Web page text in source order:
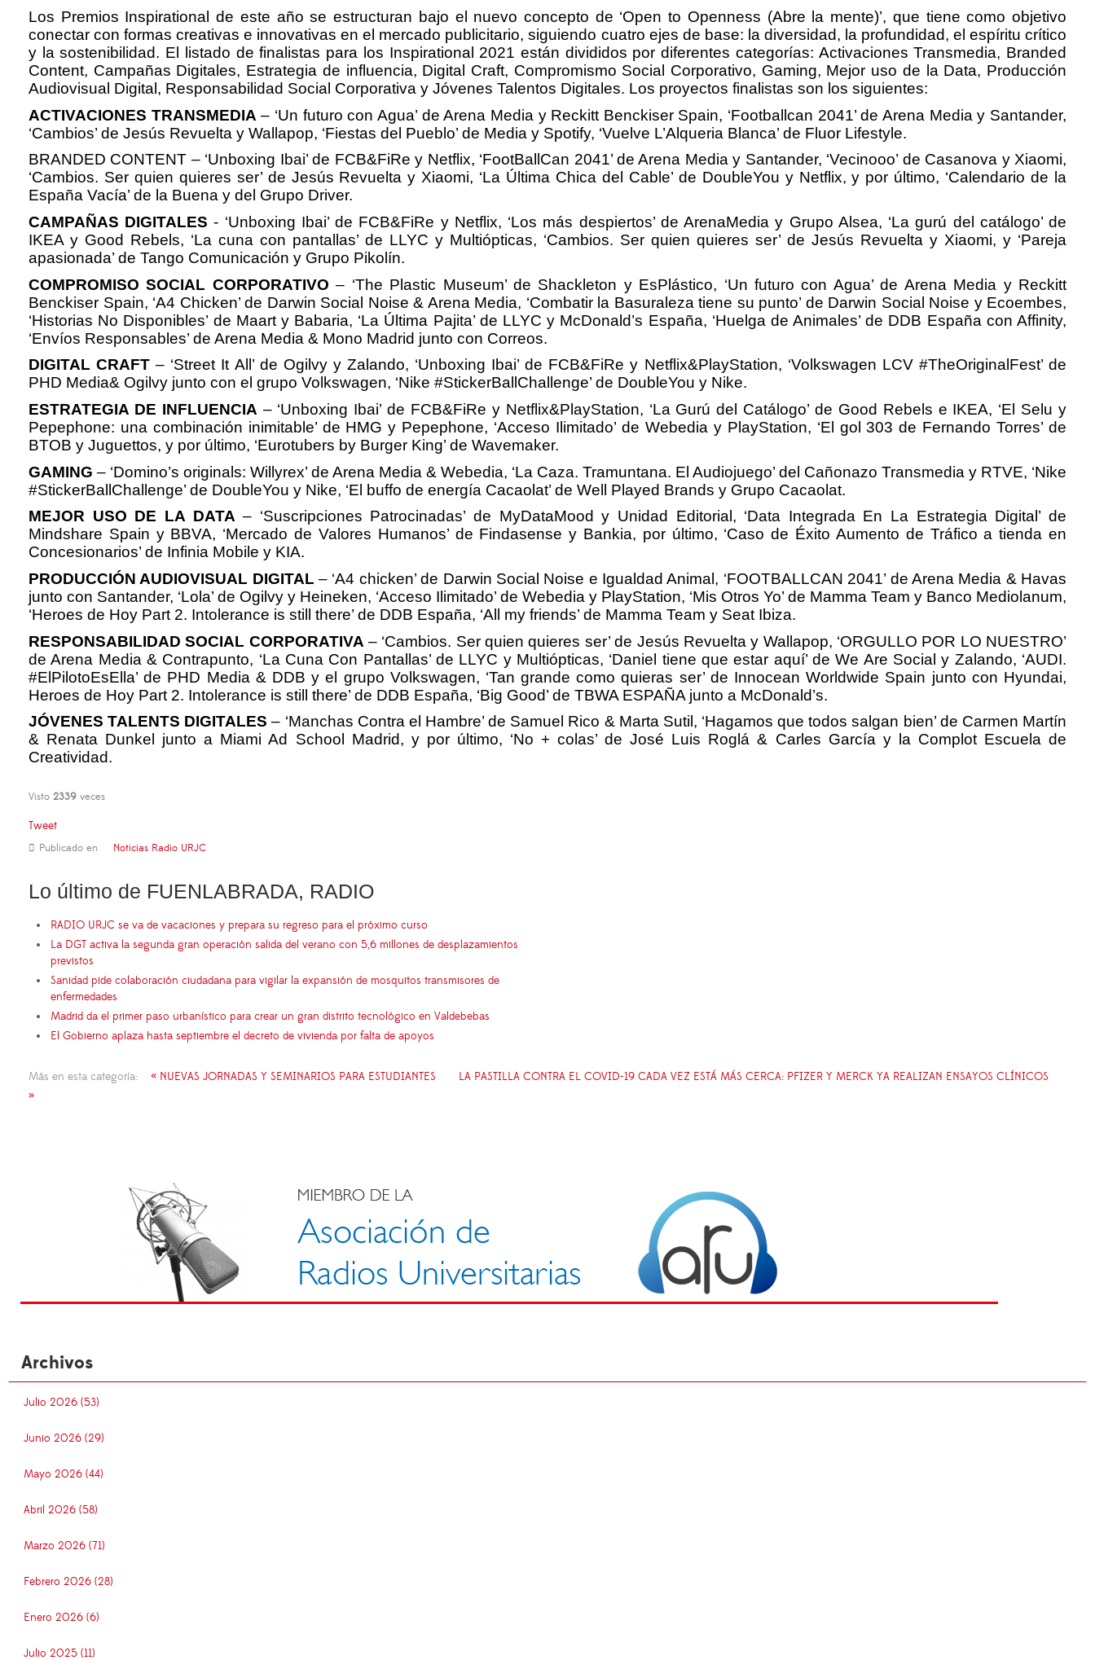
Los Premios Inspirational de este año se estructuran bajo el nuevo concepto de ‘Open to Openness (Abre la mente)’, que tiene como objetivo
conectar con formas creativas e innovativas en el mercado publicitario, siguiendo cuatro ejes de base: la diversidad, la profundidad, el espíritu crítico
y la sostenibilidad. El listado de finalistas para los Inspirational 2021 están divididos por diferentes categorías: Activaciones Transmedia, Branded
Content, Campañas Digitales, Estrategia de influencia, Digital Craft, Compromismo Social Corporativo, Gaming, Mejor uso de la Data, Producción
Audiovisual Digital, Responsabilidad Social Corporativa y Jóvenes Talentos Digitales. Los proyectos finalistas son los siguientes:
ACTIVACIONES TRANSMEDIA – ‘Un futuro con Agua’ de Arena Media y Reckitt Benckiser Spain, ‘Footballcan 2041’ de Arena Media y Santander,
‘Cambios’ de Jesús Revuelta y Wallapop, ‘Fiestas del Pueblo’ de Media y Spotify, ‘Vuelve L’Alqueria Blanca’ de Fluor Lifestyle.
BRANDED CONTENT – ‘Unboxing Ibai’ de FCB&FiRe y Netflix, ‘FootBallCan 2041’ de Arena Media y Santander, ‘Vecinooo’ de Casanova y Xiaomi,
‘Cambios. Ser quien quieres ser’ de Jesús Revuelta y Xiaomi, ‘La Última Chica del Cable’ de DoubleYou y Netflix, y por último, ‘Calendario de la
España Vacía’ de la Buena y del Grupo Driver.
CAMPAÑAS DIGITALES - ‘Unboxing Ibai’ de FCB&FiRe y Netflix, ‘Los más despiertos’ de ArenaMedia y Grupo Alsea, ‘La gurú del catálogo’ de
IKEA y Good Rebels, ‘La cuna con pantallas’ de LLYC y Multiópticas, ‘Cambios. Ser quien quieres ser’ de Jesús Revuelta y Xiaomi, y ‘Pareja
apasionada’ de Tango Comunicación y Grupo Pikolín.
COMPROMISO SOCIAL CORPORATIVO – ‘The Plastic Museum’ de Shackleton y EsPlástico, ‘Un futuro con Agua’ de Arena Media y Reckitt
Benckiser Spain, ‘A4 Chicken’ de Darwin Social Noise & Arena Media, ‘Combatir la Basuraleza tiene su punto’ de Darwin Social Noise y Ecoembes,
‘Historias No Disponibles’ de Maart y Babaria, ‘La Última Pajita’ de LLYC y McDonald’s España, ‘Huelga de Animales’ de DDB España con Affinity,
‘Envíos Responsables’ de Arena Media & Mono Madrid junto con Correos.
DIGITAL CRAFT – ‘Street It All’ de Ogilvy y Zalando, ‘Unboxing Ibai’ de FCB&FiRe y Netflix&PlayStation, ‘Volkswagen LCV #TheOriginalFest’ de
PHD Media& Ogilvy junto con el grupo Volkswagen, ‘Nike #StickerBallChallenge’ de DoubleYou y Nike.
ESTRATEGIA DE INFLUENCIA – ‘Unboxing Ibai’ de FCB&FiRe y Netflix&PlayStation, ‘La Gurú del Catálogo’ de Good Rebels e IKEA, ‘El Selu y
Pepephone: una combinación inimitable’ de HMG y Pepephone, ‘Acceso Ilimitado’ de Webedia y PlayStation, ‘El gol 303 de Fernando Torres’ de
BTOB y Juguettos, y por último, ‘Eurotubers by Burger King’ de Wavemaker.
GAMING – ‘Domino’s originals: Willyrex’ de Arena Media & Webedia, ‘La Caza. Tramuntana. El Audiojuego’ del Cañonazo Transmedia y RTVE, ‘Nike
#StickerBallChallenge’ de DoubleYou y Nike, ‘El buffo de energía Cacaolat’ de Well Played Brands y Grupo Cacaolat.
MEJOR USO DE LA DATA – ‘Suscripciones Patrocinadas’ de MyDataMood y Unidad Editorial, ‘Data Integrada En La Estrategia Digital’ de
Mindshare Spain y BBVA, ‘Mercado de Valores Humanos’ de Findasense y Bankia, por último, ‘Caso de Éxito Aumento de Tráfico a tienda en
Concesionarios’ de Infinia Mobile y KIA.
PRODUCCIÓN AUDIOVISUAL DIGITAL– ‘A4 chicken’ de Darwin Social Noise e Igualdad Animal, ‘FOOTBALLCAN 2041’ de Arena Media & Havas
junto con Santander, ‘Lola’ de Ogilvy y Heineken, ‘Acceso Ilimitado’ de Webedia y PlayStation, ‘Mis Otros Yo’ de Mamma Team y Banco Mediolanum,
‘Heroes de Hoy Part 2. Intolerance is still there’ de DDB España, ‘All my friends’ de Mamma Team y Seat Ibiza.
RESPONSABILIDAD SOCIAL CORPORATIVA – ‘Cambios. Ser quien quieres ser’ de Jesús Revuelta y Wallapop, ‘ORGULLO POR LO NUESTRO’
de Arena Media & Contrapunto, ‘La Cuna Con Pantallas’ de LLYC y Multiópticas, ‘Daniel tiene que estar aquí’ de We Are Social y Zalando, ‘AUDI.
#ElPilotoEsElla’ de PHD Media & DDB y el grupo Volkswagen, ‘Tan grande como quieras ser’ de Innocean Worldwide Spain junto con Hyundai,
Heroes de Hoy Part 2. Intolerance is still there’ de DDB España, ‘Big Good’ de TBWA ESPAÑA junto a McDonald’s.
JÓVENES TALENTS DIGITALES – ‘Manchas Contra el Hambre’ de Samuel Rico & Marta Sutil, ‘Hagamos que todos salgan bien’ de Carmen Martín
& Renata Dunkel junto a Miami Ad School Madrid, y por último, ‘No + colas’ de José Luis Roglá & Carles García y la Complot Escuela de
Creatividad.
Visto 2339 veces
Tweet
Publicado en Noticias Radio URJC
Lo último de FUENLABRADA, RADIO
RADIO URJC se va de vacaciones y prepara su regreso para el próximo curso
La DGT activa la segunda gran operación salida del verano con 5,6 millones de desplazamientos
previstos
Sanidad pide colaboración ciudadana para vigilar la expansión de mosquitos transmisores de
enfermedades
Madrid da el primer paso urbanístico para crear un gran distrito tecnológico en Valdebebas
El Gobierno aplaza hasta septiembre el decreto de vivienda por falta de apoyos
Más en esta categoría: « NUEVAS JORNADAS Y SEMINARIOS PARA ESTUDIANTES
LA PASTILLA CONTRA EL COVID-19 CADA VEZ ESTÁ MÁS CERCA: PFIZER Y MERCK YA REALIZAN ENSAYOS CLÍNICOS
»
Archivos
Julio 2026 (53)
Junio 2026 (29)
Mayo 2026 (44)
Abril 2026 (58)
Marzo 2026 (71)
Febrero 2026 (28)
Enero 2026 (6)
Julio 2025 (11)